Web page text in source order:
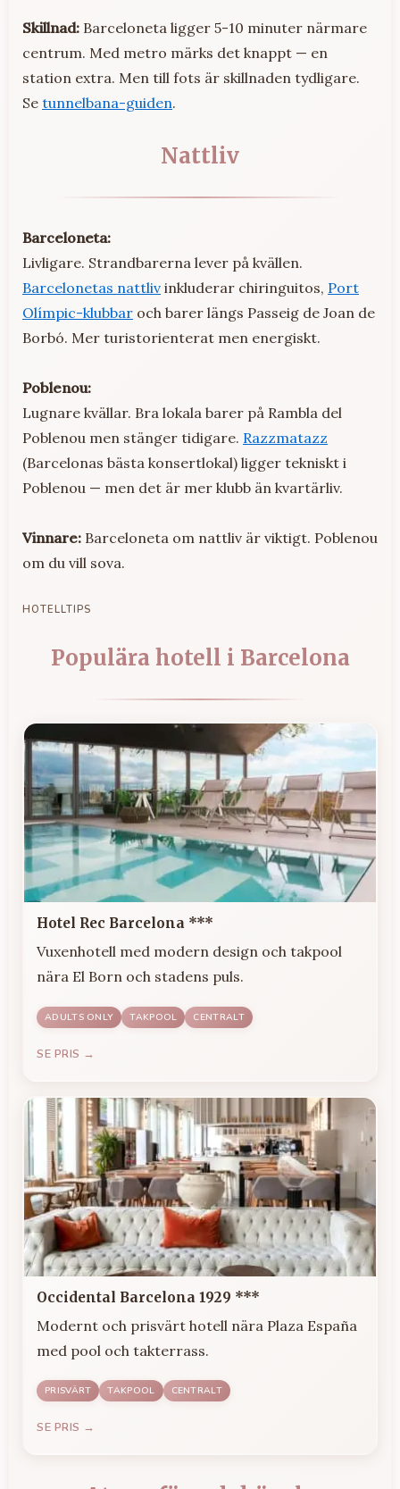
Skillnad: Barceloneta ligger 5-10 minuter närmare
centrum. Med metro märks det knappt — en
station extra. Men till fots är skillnaden tydligare.
Se tunnelbana-guiden.
Nattliv
Barceloneta:
Livligare. Strandbarerna lever på kvällen.
Barcelonetas nattliv inkluderar chiringuitos, Port
Olímpic-klubbar och barer längs Passeig de Joan de
Borbó. Mer turistorienterat men energiskt.
Poblenou:
Lugnare kvällar. Bra lokala barer på Rambla del
Poblenou men stänger tidigare. Razzmatazz
(Barcelonas bästa konsertlokal) ligger tekniskt i
Poblenou — men det är mer klubb än kvartärliv.
Vinnare: Barceloneta om nattliv är viktigt. Poblenou
om du vill sova.
HOTELLTIPS
Populära hotell i Barcelona
Hotel Rec Barcelona ***
Vuxenhotell med modern design och takpool
nära El Born och stadens puls.
ADULTS ONLY TAKPOOL CENTRALT
SE PRIS →
Occidental Barcelona 1929 ***
Modernt och prisvärt hotell nära Plaza España
med pool och takterrass.
PRISVÄRT TAKPOOL CENTRALT
SE PRIS →